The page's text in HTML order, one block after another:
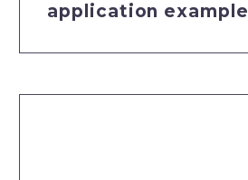
application example